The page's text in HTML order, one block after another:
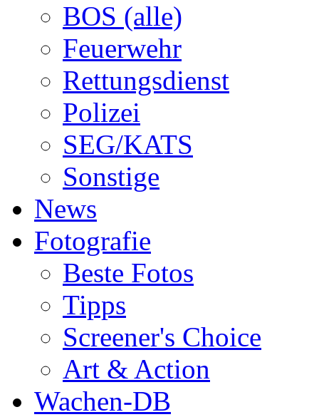
BOS (alle)
Feuerwehr
Rettungsdienst
Polizei
SEG/KATS
Sonstige
News
Fotografie
Beste Fotos
Tipps
Screener's Choice
Art & Action
Wachen-DB